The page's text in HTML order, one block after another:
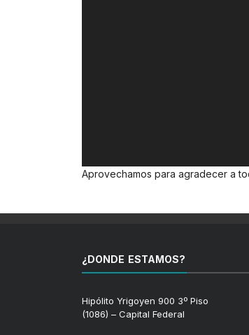
Aprovechamos para agradecer a
¿DONDE ESTAMOS?
Hipólito Yrigoyen 900 3º Piso
(1086) – Capital Federal